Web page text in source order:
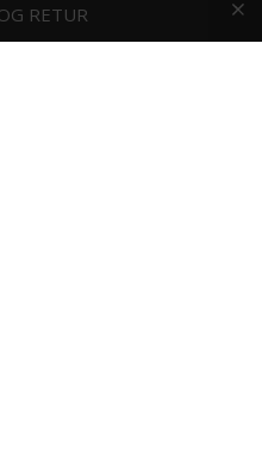
Tommy Hilfiger - Cotton knitted | Polo T-shirt Desert Sky
DKK 800,-
RETUR
1-2 DAGE